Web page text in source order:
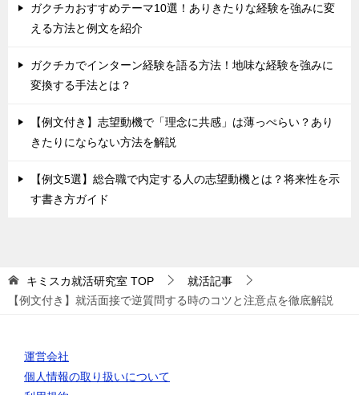
ガクチカおすすめテーマ10選！ありきたりな経験を強みに変
える方法と例文を紹介
ガクチカでインターン経験を語る方法！地味な経験を強みに
変換する手法とは？
【例文付き】志望動機で「理念に共感」は薄っぺらい？あり
きたりにならない方法を解説
【例文5選】総合職で内定する人の志望動機とは？将来性を示
す書き方ガイド
キミスカ就活研究室 TOP
就活記事
【例文付き】就活面接で逆質問する時のコツと注意点を徹底解説
運営会社
個人情報の取り扱いについて